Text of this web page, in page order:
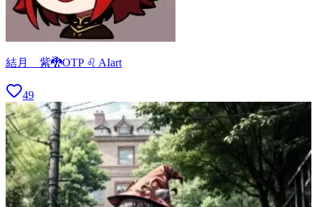
結月 紫🐉OTP ♌ AIart
49